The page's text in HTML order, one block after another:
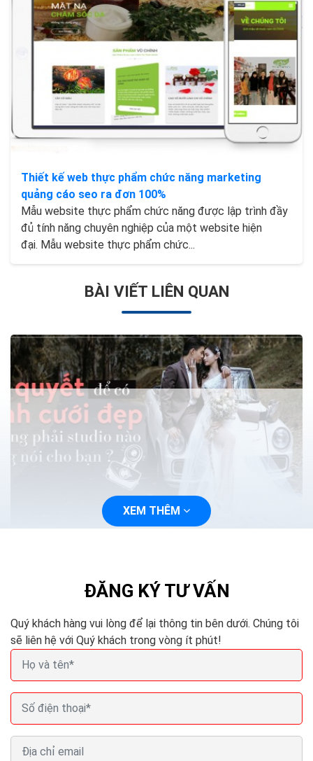
Thiết kế web thực phẩm chức năng marketing
quảng cáo seo ra đơn 100%
Mẫu website thực phẩm chức năng được lập trình đầy
đủ tính năng chuyên nghiệp của một website hiện
đại. Mẫu website thực phẩm chức...
BÀI VIẾT LIÊN QUAN
Mẫu landing page chụp ảnh cưới Studio phù hợp với nhu
ảnh cưới và tất các các dịch vụ liên quan...
XEM THÊM
ĐĂNG KÝ TƯ VẤN
Quý khách hàng vui lòng để lại thông tin bên dưới. Chúng tôi
sẽ liên hệ với Quý khách trong vòng ít phút!